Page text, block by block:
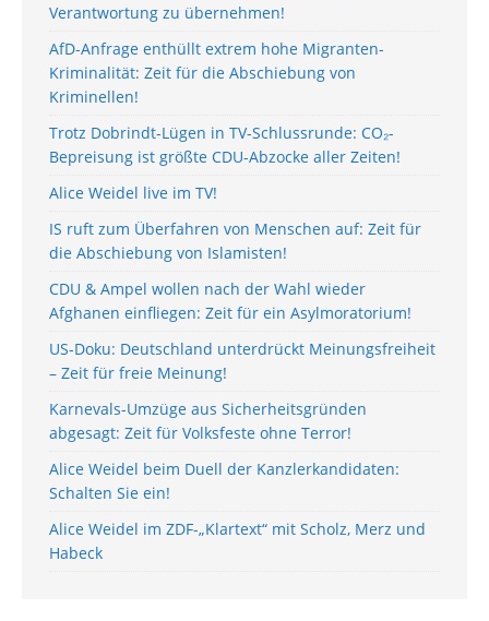
Verantwortung zu übernehmen!
AfD-Anfrage enthüllt extrem hohe Migranten-
Kriminalität: Zeit für die Abschiebung von
Kriminellen!
Trotz Dobrindt-Lügen in TV-Schlussrunde: CO₂-
Bepreisung ist größte CDU-Abzocke aller Zeiten!
Alice Weidel live im TV!
IS ruft zum Überfahren von Menschen auf: Zeit für
die Abschiebung von Islamisten!
CDU & Ampel wollen nach der Wahl wieder
Afghanen einfliegen: Zeit für ein Asylmoratorium!
US-Doku: Deutschland unterdrückt Meinungsfreiheit
– Zeit für freie Meinung!
Karnevals-Umzüge aus Sicherheitsgründen
abgesagt: Zeit für Volksfeste ohne Terror!
Alice Weidel beim Duell der Kanzlerkandidaten:
Schalten Sie ein!
Alice Weidel im ZDF-„Klartext“ mit Scholz, Merz und
Habeck